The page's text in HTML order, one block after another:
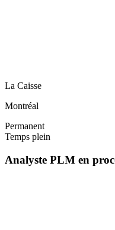
La Caisse
Montréal
Permanent
Temps plein
Analyste PLM en